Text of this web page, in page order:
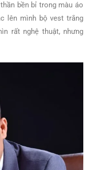
bền bỉ trong màu áo
lên mình bộ vest trắng
rất nghệ thuật, nhưng